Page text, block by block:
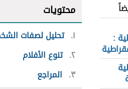
:
محتويات
١ تحليل لصفات
٢ تنوع الأفلام
٣ المراجع